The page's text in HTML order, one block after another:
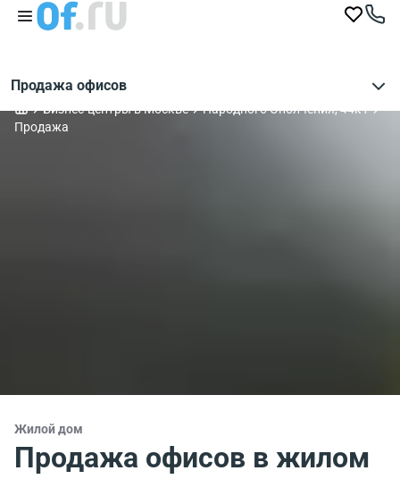
Продажа офисов
Бизнес-центры в Москве
Народного Ополчения, 44к1
Продажа
Жилой дом
Продажа офисов в жилом